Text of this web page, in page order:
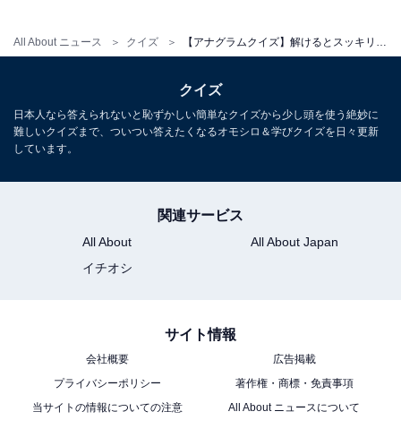
All About ニュース クイズ
クイズ
日本人なら答えられないと恥ずかしい簡単なクイズから少し頭を使う絶妙に
難しいクイズまで、ついつい答えたくなるオモシロ＆学びクイズを日々更新
しています。
関連サービス
All About
All About Japan
イチオシ
サイト情報
会社概要
広告掲載
プライバシーポリシー
著作権・商標・免責事項
当サイトの情報についての注意
All About ニュースについて